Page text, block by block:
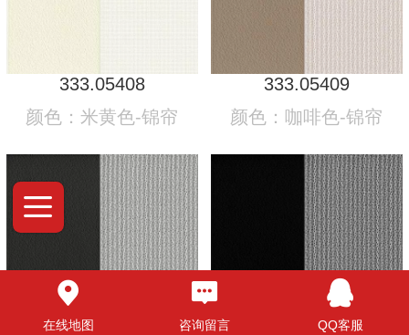
333.05408
颜色：米黄色-锦帘
333.05409
颜色：咖啡色-锦帘
在线地图 咨询留言 QQ客服